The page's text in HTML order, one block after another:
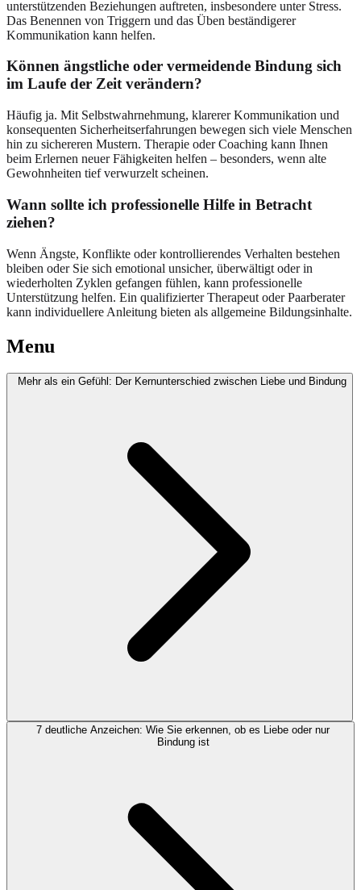
unterstützenden Beziehungen auftreten, insbesondere unter Stress.
Das Benennen von Triggern und das Üben beständigerer
Kommunikation kann helfen.
Können ängstliche oder vermeidende Bindung sich
im Laufe der Zeit verändern?
Häufig ja. Mit Selbstwahrnehmung, klarerer Kommunikation und
konsequenten Sicherheitserfahrungen bewegen sich viele Menschen
hin zu sichereren Mustern. Therapie oder Coaching kann Ihnen
beim Erlernen neuer Fähigkeiten helfen – besonders, wenn alte
Gewohnheiten tief verwurzelt scheinen.
Wann sollte ich professionelle Hilfe in Betracht
ziehen?
Wenn Ängste, Konflikte oder kontrollierendes Verhalten bestehen
bleiben oder Sie sich emotional unsicher, überwältigt oder in
wiederholten Zyklen gefangen fühlen, kann professionelle
Unterstützung helfen. Ein qualifizierter Therapeut oder Paarberater
kann individuellere Anleitung bieten als allgemeine Bildungsinhalte.
Menu
Mehr als ein Gefühl: Der Kernunterschied zwischen Liebe und Bindung
7 deutliche Anzeichen: Wie Sie erkennen, ob es Liebe oder nur
Bindung ist